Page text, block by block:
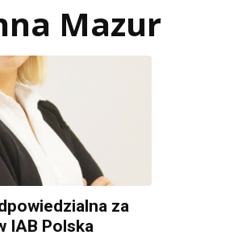
Mazur
za
IAB Polska